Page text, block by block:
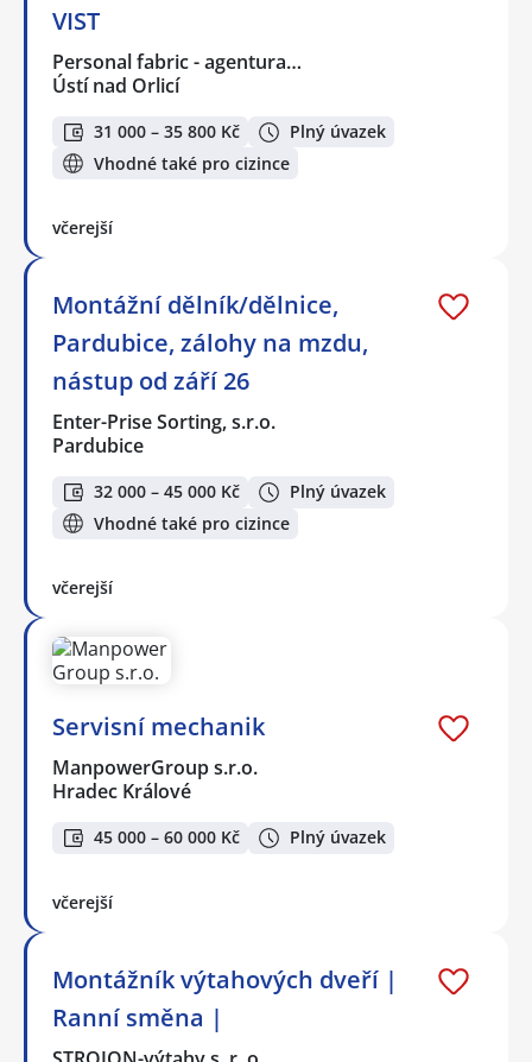
VIST
Personal fabric - agentura…
Ústí nad Orlicí
31 000 – 35 800 Kč
Plný úvazek
Vhodné také pro cizince
včerejší
Montážní dělník/dělnice,
Pardubice, zálohy na mzdu,
nástup od září 26
Enter-Prise Sorting, s.r.o.
Pardubice
32 000 – 45 000 Kč
Plný úvazek
Vhodné také pro cizince
včerejší
Servisní mechanik
ManpowerGroup s.r.o.
Hradec Králové
45 000 – 60 000 Kč Plný úvazek
včerejší
Montážník výtahových dveří |
Ranní směna |